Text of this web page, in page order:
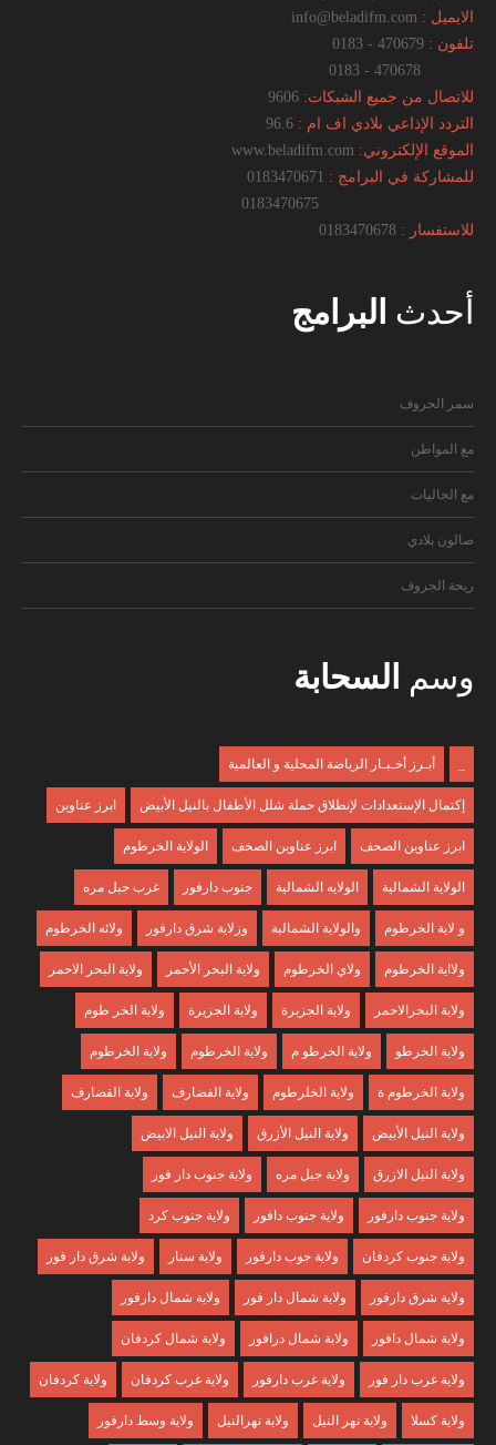
الايميل :
تلفون :
للاتصال من جميع الشبكات:
التردد الإذاعي بلادي اف ام :
الموقع الإلكتروني:
للمشاركة في البرامج :
للاستفسار :
أحدث البرامج
سمر الحروف
مع المواطن
مع الجاليات
صالون بلادي
ريحة الجروف
وسم السحابة
أبـرز أخـبـار الرياضة المحلية و العالمية
إكتمال الإستعدادات لإنطلاق حملة شلل الأطفال بالنيل الأبيض ابرز عناوين
ابرز عناوين الصحف ابرز عناوين الصخف الولاية الخرطوم
الولاية الشمالية الولايه الشمالية جنوب دارفور غرب جبل مره
و لاية الخرطوم والولاية الشمالية وزلاية شرق دارفور ولائه الخرطوم
ولااية الخرطوم ولاي الخرطوم ولاية البحر الأحمر ولاية البحر الاحمر
ولاية البحرالاحمر ولاية الجزبرة ولاية الجزيرة ولاية الخر طوم
ولاية الخرطو ولاية الخرطو م ولاية الخرطوم ولاية الخرطوم
ولاية الخرطوم ة ولاية الخلرطوم ولاية الفضارف ولاية القضارف
ولاية النيل الأبيض ولاية النيل الأزرق ولاية النيل الابيض
ولاية النيل الازرق ولاية جبل مره ولاية جنوب دار فور
ولاية جنوب دارفور ولاية جنوب دافور ولاية جنوب كرد
ولاية جنوب كردفان ولاية جوب دارفور ولاية سنار ولاية شرق دار فور
ولاية شرق دارفور ولاية شمال دار فور ولاية شمال دارفور
ولاية شمال دافور ولاية شمال درافور ولاية شمال كردفان
ولاية غرب دار فور ولاية غرب دارفور ولاية غرب كردفان ولاية كردفان
ولاية كسلا ولاية نهر النيل ولاية نهرالنيل ولاية وسط دارفور